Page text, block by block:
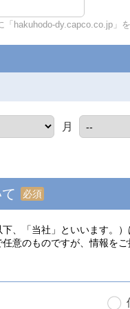
hakuhodo-dy.capco.co.jp」を
月
必須